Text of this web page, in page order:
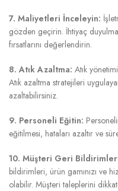
7. Maliyetleri İnceleyin:
gözden geçirin. İhtiyaç
fırsatlarını değerlendirin.
8. Atık Azaltma: Atık
Atık azaltma stratejileri
azaltabilirsiniz.
9. Personeli Eğitin:
eğitilmesi, hataları azaltır ve
10. Müşteri Geri
bildirimleri, ürün gamınızı ve
olabilir. Müşteri taleplerini